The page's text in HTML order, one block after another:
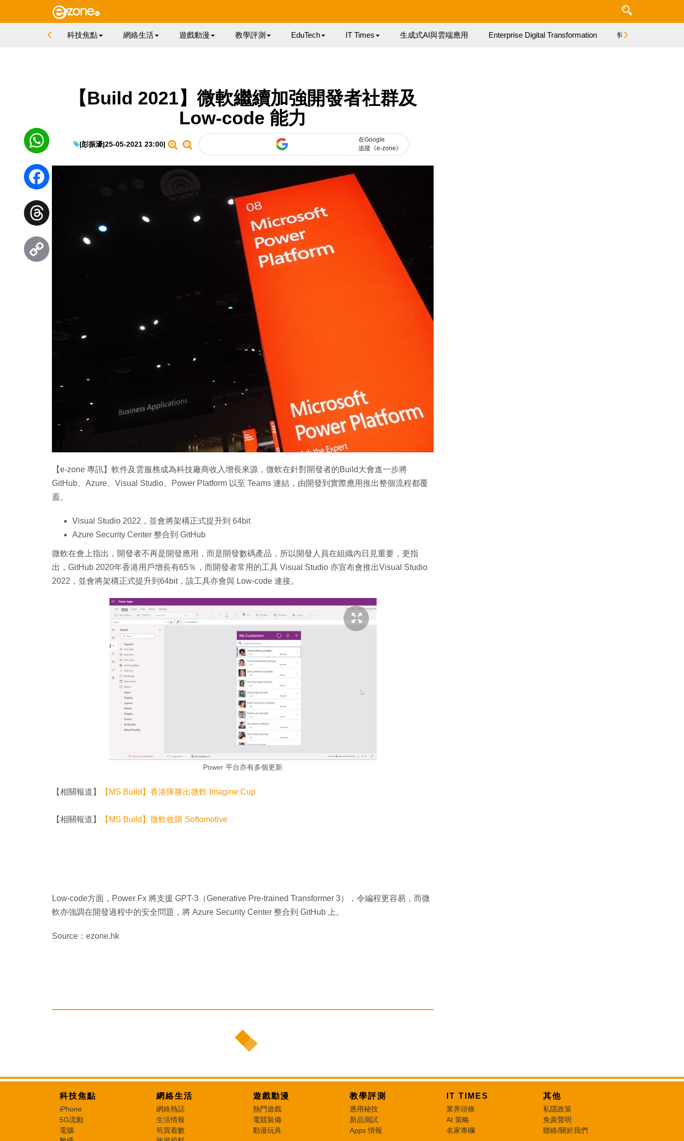
科技焦點 網絡生活 遊戲動漫 教學評測 EduTech IT Times 生成式AI與雲端應用 Enterprise Digital Transformation 特集
【Build 2021】微軟繼續加強開發者社群及
Low-code 能力
|彭振濠|25-05-2021 23:00|
在Google
追蹤《e-zone》
【e-zone 專訊】軟件及雲服務成為科技廠商收入增長來源，微軟在針對開發者的Build大會進一步將
GitHub、Azure、Visual Studio、Power Platform 以至 Teams 連結，由開發到實際應用推出整個流程都覆
蓋。
Visual Studio 2022，並會將架構正式提升到 64bit
Azure Security Center 整合到 GitHub
微軟在會上指出，開發者不再是開發應用，而是開發數碼產品，所以開發人員在組織內日見重要，更指
出，GitHub 2020年香港用戶增長有65％，而開發者常用的工具 Visual Studio 亦宣布會推出Visual Studio
2022，並會將架構正式提升到64bit，該工具亦會與 Low-code 連接。
Power 平台亦有多個更新
【相關報道】 【MS Build】香港隊勝出微軟 Imagine Cup
【相關報道】 【MS Build】微軟收購 Softomotive
Low-code方面，Power Fx 將支援 GPT-3（Generative Pre-trained Transformer 3），令編程更容易，而微
軟亦強調在開發過程中的安全問題，將 Azure Security Center 整合到 GitHub 上。
Source：ezone.hk
WhatsApp
Facebook
Threads
科技焦點
iPhone
5G流動
電腦
網絡生活
網絡熱話
生活情報
筍買着數
遊戲動漫
熱門遊戲
電競裝備
動漫玩具
教學評測
應用秘技
新品測試
Apps 情報
IT TIMES
業界頭條
AI 策略
名家專欄
其他
私隱政策
免責聲明
聯絡/關於我們